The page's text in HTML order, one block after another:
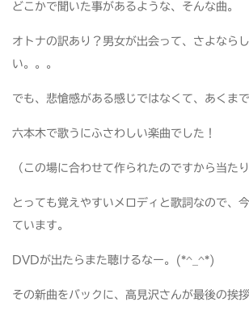
どこかで聞いた事があるような、そんな曲。
オトナの訳あり？男女が出会って、さよなら
い。。。
でも、悲愴感がある感じではなくて、あくま
六本木で歌うにふさわしい楽曲でした！
（この場に合わせて作られたのですから当たり
とっても覚えやすいメロディと歌詞なので、
ています。
DVDが出たらまた聴けるなー。(*^_^*)
その新曲をバックに、高見沢さんが最後の挨